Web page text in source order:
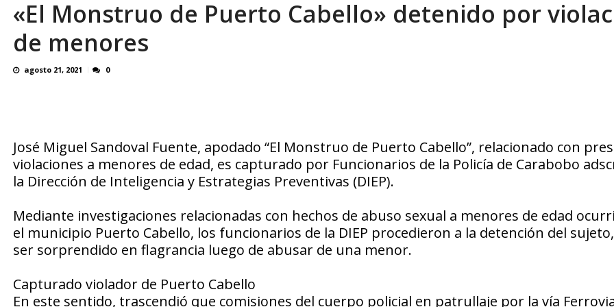
Reino Unido dejará millonaria donación médica en Venezuela tras finalizar su mis... AGOSTO 9, 2026
«El Monstruo de Puerto Cabello» detenido por
de menores
agosto 21, 2021 0
José Miguel Sandoval Fuente, apodado “El Monstruo de Puerto Cabello”, relacionado con
violaciones a menores de edad, es capturado por Funcionarios de la Policía de Carabobo
la Dirección de Inteligencia y Estrategias Preventivas (DIEP).
Mediante investigaciones relacionadas con hechos de abuso sexual a menores de edad
el municipio Puerto Cabello, los funcionarios de la DIEP procedieron a la detención del
ser sorprendido en flagrancia luego de abusar de una menor.
Capturado violador de Puerto Cabello
En este sentido, trascendió que comisiones del cuerpo policial en patrullaje por la vía